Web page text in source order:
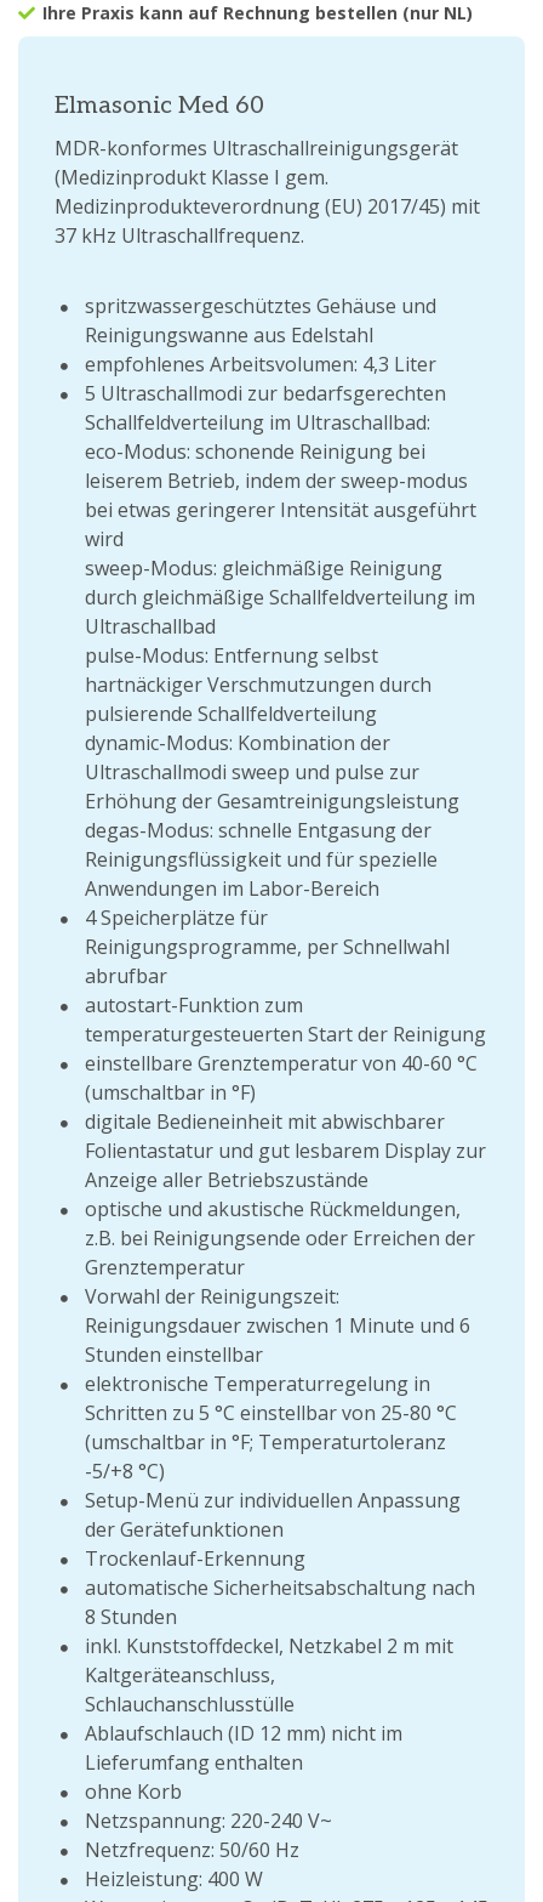
Ihre Praxis kann auf Rechnung bestellen (nur NL)
Elmasonic Med 60
MDR-konformes Ultraschallreinigungsgerät
(Medizinprodukt Klasse I gem.
Medizinprodukteverordnung (EU) 2017/45) mit
37 kHz Ultraschallfrequenz.
spritzwassergeschütztes Gehäuse und
Reinigungswanne aus Edelstahl
empfohlenes Arbeitsvolumen: 4,3 Liter
5 Ultraschallmodi zur bedarfsgerechten
Schallfeldverteilung im Ultraschallbad:
eco-Modus: schonende Reinigung bei
leiserem Betrieb, indem der sweep-modus
bei etwas geringerer Intensität ausgeführt
wird
sweep-Modus: gleichmäßige Reinigung
durch gleichmäßige Schallfeldverteilung im
Ultraschallbad
pulse-Modus: Entfernung selbst
hartnäckiger Verschmutzungen durch
pulsierende Schallfeldverteilung
dynamic-Modus: Kombination der
Ultraschallmodi sweep und pulse zur
Erhöhung der Gesamtreinigungsleistung
degas-Modus: schnelle Entgasung der
Reinigungsflüssigkeit und für spezielle
Anwendungen im Labor-Bereich
4 Speicherplätze für
Reinigungsprogramme, per Schnellwahl
abrufbar
autostart-Funktion zum
temperaturgesteuerten Start der Reinigung
einstellbare Grenztemperatur von 40-60 °C
(umschaltbar in °F)
digitale Bedieneinheit mit abwischbarer
Folientastatur und gut lesbarem Display zur
Anzeige aller Betriebszustände
optische und akustische Rückmeldungen,
z.B. bei Reinigungsende oder Erreichen der
Grenztemperatur
Vorwahl der Reinigungszeit:
Reinigungsdauer zwischen 1 Minute und 6
Stunden einstellbar
elektronische Temperaturregelung in
Schritten zu 5 °C einstellbar von 25-80 °C
(umschaltbar in °F; Temperaturtoleranz
-5/+8 °C)
Setup-Menü zur individuellen Anpassung
der Gerätefunktionen
Trockenlauf-Erkennung
automatische Sicherheitsabschaltung nach
8 Stunden
inkl. Kunststoffdeckel, Netzkabel 2 m mit
Kaltgeräteanschluss,
Schlauchanschlusstülle
Ablaufschlauch (ID 12 mm) nicht im
Lieferumfang enthalten
ohne Korb
Netzspannung: 220-240 V~
Netzfrequenz: 50/60 Hz
Heizleistung: 400 W